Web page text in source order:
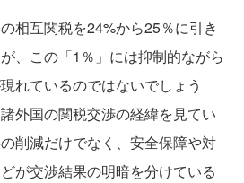
相互関税を24%から25％に引き
、この「1％」には抑制的ながら
れているのではないでしょう
外国の関税交渉の経緯を見てい
削減だけでなく、安全保障や対
が交渉結果の明暗を分けている